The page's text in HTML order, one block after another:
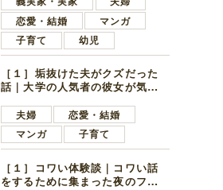
恋愛・結婚
マンガ
子育て
幼児
［１］垢抜けた夫がクズだった
話｜大学の人気者の彼女が気に
子学生
夫婦
恋愛・結婚
マンガ
子育て
［１］コワい体験談｜コワい話
をするために集まった夜のファ